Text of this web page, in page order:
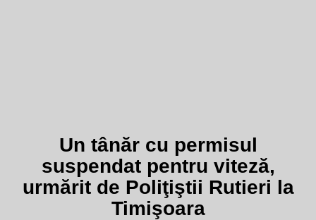
Un tânăr cu permisul
suspendat pentru viteză,
urmărit de Poliţiştii Rutieri la
Timişoara